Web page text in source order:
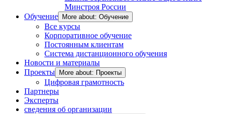
Минстроя России
Обучение
More about: Обучение
Все курсы
Корпоративное обучение
Постоянным клиентам
Система дистанционного обучения
Новости и материалы
Проекты
More about: Проекты
Цифровая грамотность
Партнеры
Эксперты
сведения об организации